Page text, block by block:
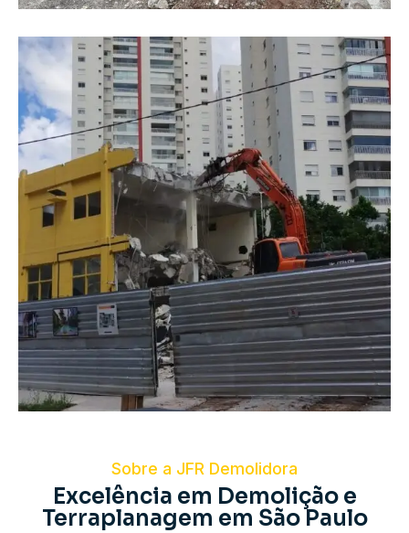
Sobre a JFR Demolidora
Excelência em Demolição e
Terraplanagem em São Paulo